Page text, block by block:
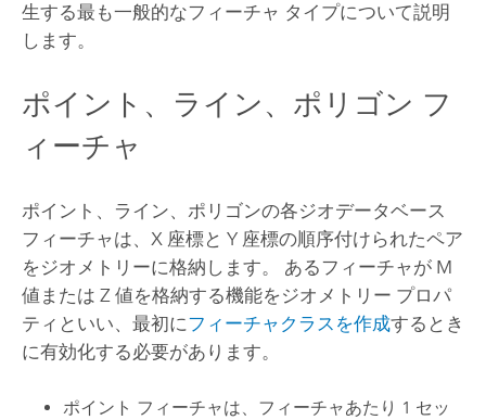
生する最も一般的なフィーチャ タイプについて説明
します。
ポイント、ライン、ポリゴン フ
ィーチャ
ポイント、ライン、ポリゴンの各ジオデータベース
フィーチャは、X 座標と Y 座標の順序付けられたペア
をジオメトリーに格納します。 あるフィーチャが M
値または Z 値を格納する機能をジオメトリー プロパ
ティといい、最初にフィーチャクラスを作成するとき
に有効化する必要があります。
ポイント フィーチャは、フィーチャあたり 1 セッ